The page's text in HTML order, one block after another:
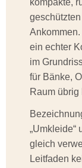
ein echter
im
für Bänke,
Raum übrig
„Umkleide“
gleich
Leitfaden